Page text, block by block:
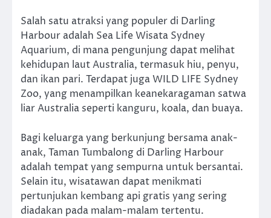
Salah satu atraksi yang populer di Darling
Harbour adalah Sea Life Wisata Sydney
Aquarium, di mana pengunjung dapat melihat
kehidupan laut Australia, termasuk hiu, penyu,
dan ikan pari. Terdapat juga WILD LIFE Sydney
Zoo, yang menampilkan keanekaragaman satwa
liar Australia seperti kanguru, koala, dan buaya.
Bagi keluarga yang berkunjung bersama anak-
anak, Taman Tumbalong di Darling Harbour
adalah tempat yang sempurna untuk bersantai.
Selain itu, wisatawan dapat menikmati
pertunjukan kembang api gratis yang sering
diadakan pada malam-malam tertentu.